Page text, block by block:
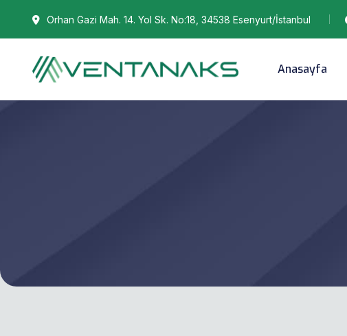
Orhan Gazi Mah. 14. Yol Sk. No:18, 34538 Esenyurt/İstanbul
Anasayfa